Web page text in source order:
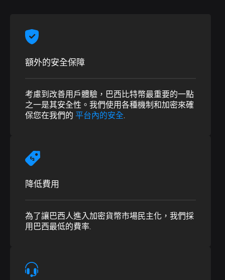
額外的安全保障
考慮到改善用戶體驗，巴西比特幣最重要的一點
之一是其安全性。我們使用各種機制和加密來確
保您在我們的 平台內的安全.
降低費用
為了讓巴西人進入加密貨幣市場民主化，我們採
用巴西最低的費率.